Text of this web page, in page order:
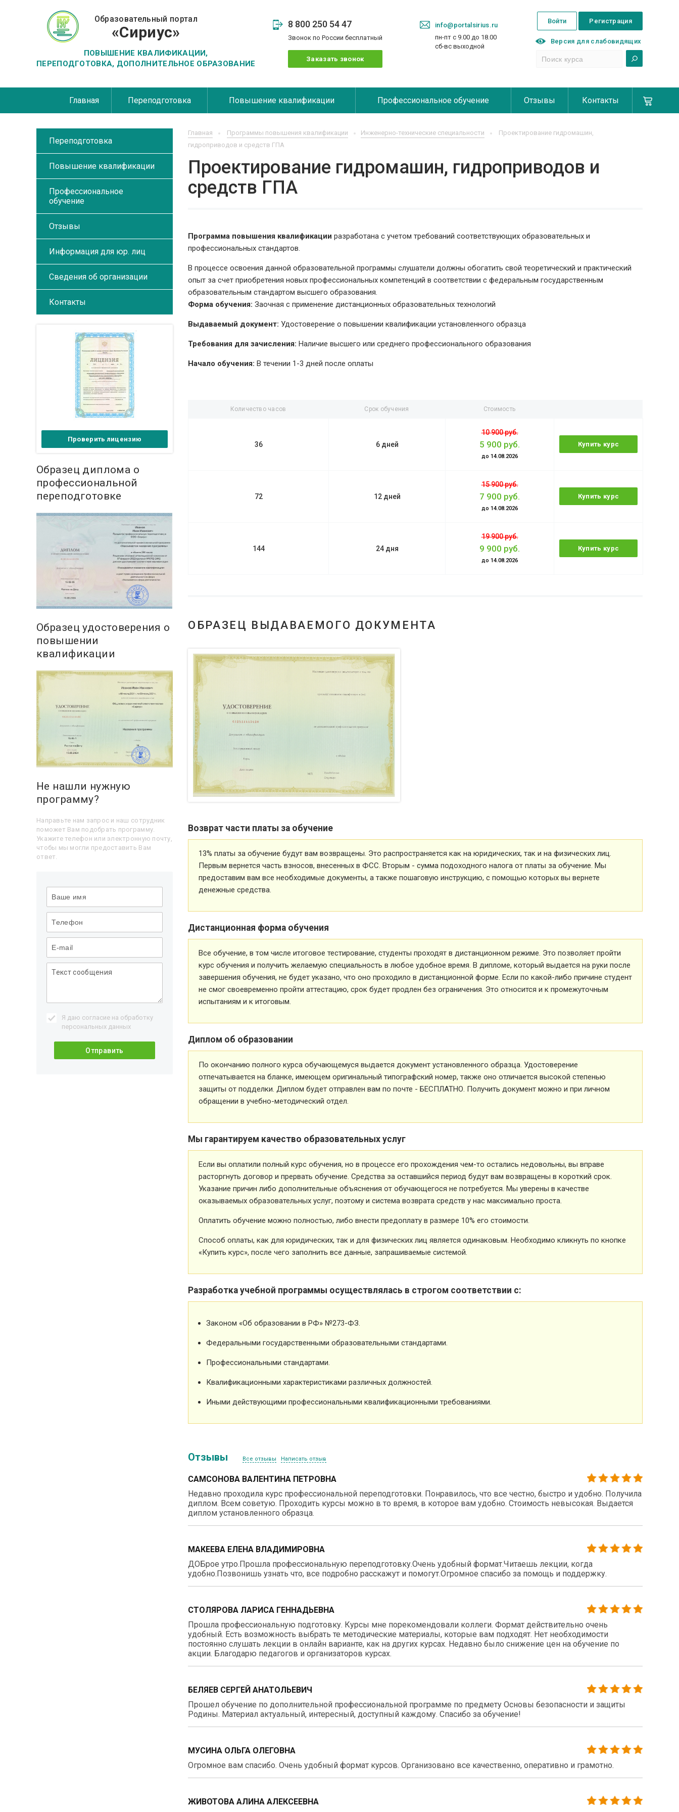
Образовательный портал
«Сириус»
ПОВЫШЕНИЕ КВАЛИФИКАЦИИ,
ПЕРЕПОДГОТОВКА, ДОПОЛНИТЕЛЬНОЕ ОБРАЗОВАНИЕ
8 800 250 54 47
Звонок по России бесплатный
Заказать звонок
info@portalsirius.ru
пн-пт с 9.00 до 18.00
сб-вс выходной
Регистрация
Войти
Версия для слабовидящих
Главная Переподготовка Повышение квалификации Профессиональное обучение Отзывы Контакты
Главная Программы повышения квалификации Инженерно-технические специальности
Проектирование гидромашин,
гидроприводов и средств ГПА
Проектирование гидромашин, гидроприводов и
средств ГПА
Программа повышения квалификации разработана с учетом требований соответствующих образовательных и
профессиональных стандартов.
В процессе освоения данной образовательной программы слушатели должны обогатить свой теоретический и практический
опыт за счет приобретения новых профессиональных компетенций в соответствии с федеральным государственным
образовательным стандартом высшего образования.
Форма обучения: Заочная с применение дистанционных образовательных технологий
Выдаваемый документ: Удостоверение о повышении квалификации установленного образца
Требования для зачисления: Наличие высшего или среднего профессионального образования
Начало обучения: В течении 1-3 дней после оплаты
Количество часов Срок обучения Стоимость
36 6 дней
10 900 руб.
5 900 руб.
до 14.08.2026
Купить курс
72 12 дней
15 900 руб.
7 900 руб.
до 14.08.2026
Купить курс
144 24 дня
19 900 руб.
9 900 руб.
до 14.08.2026
Купить курс
ОБРАЗЕЦ ВЫДАВАЕМОГО ДОКУМЕНТА
Возврат части платы за обучение
13% платы за обучение будут вам возвращены. Это распространяется как на юридических, так и на физических лиц.
Первым вернется часть взносов, внесенных в ФСС. Вторым - сумма подоходного налога от платы за обучение. Мы
предоставим вам все необходимые документы, а также пошаговую инструкцию, с помощью которых вы вернете
денежные средства.
Дистанционная форма обучения
Все обучение, в том числе итоговое тестирование, студенты проходят в дистанционном режиме. Это позволяет пройти
курс обучения и получить желаемую специальность в любое удобное время. В дипломе, который выдается на руки после
завершения обучения, не будет указано, что оно проходило в дистанционной форме. Если по какой-либо причине студент
не смог своевременно пройти аттестацию, срок будет продлен без ограничения. Это относится и к промежуточным
испытаниям и к итоговым.
Диплом об образовании
По окончанию полного курса обучающемуся выдается документ установленного образца. Удостоверение
отпечатывается на бланке, имеющем оригинальный типографский номер, также оно отличается высокой степенью
защиты от подделки. Диплом будет отправлен вам по почте - БЕСПЛАТНО. Получить документ можно и при личном
обращении в учебно-методический отдел.
Мы гарантируем качество образовательных услуг
Если вы оплатили полный курс обучения, но в процессе его прохождения чем-то остались недовольны, вы вправе
расторгнуть договор и прервать обучение. Средства за оставшийся период будут вам возвращены в короткий срок.
Указание причин либо дополнительные объяснения от обучающегося не потребуется. Мы уверены в качестве
оказываемых образовательных услуг, поэтому и система возврата средств у нас максимально проста.
Оплатить обучение можно полностью, либо внести предоплату в размере 10% его стоимости.
Способ оплаты, как для юридических, так и для физических лиц является одинаковым. Необходимо кликнуть по кнопке
«Купить курс», после чего заполнить все данные, запрашиваемые системой.
Разработка учебной программы осуществлялась в строгом соответствии с:
Законом «Об образовании в РФ» №273-ФЗ.
Федеральными государственными образовательными стандартами.
Профессиональными стандартами.
Квалификационными характеристиками различных должностей.
Иными действующими профессиональными квалификационными требованиями.
Отзывы Все отзывы Написать отзыв
САМСОНОВА ВАЛЕНТИНА ПЕТРОВНА
Недавно проходила курс профессиональной переподготовки. Понравилось, что все честно, быстро и удобно. Получила
диплом. Всем советую. Проходить курсы можно в то время, в которое вам удобно. Стоимость невысокая. Выдается
диплом установленного образца.
МАКЕЕВА ЕЛЕНА ВЛАДИМИРОВНА
ДОБрое утро.Прошла профессиональную переподготовку.Очень удобный формат.Читаешь лекции, когда
удобно.Позвонишь узнать что, все подробно расскажут и помогут.Огромное спасибо за помощь и поддержку.
СТОЛЯРОВА ЛАРИСА ГЕННАДЬЕВНА
Прошла профессиональную подготовку. Курсы мне порекомендовали коллеги. Формат действительно очень
удобный. Есть возможность выбрать те методические материалы, которые вам подходят. Нет необходимости
постоянно слушать лекции в онлайн варианте, как на других курсах. Недавно было снижение цен на обучение по
акции. Благодарю педагогов и организаторов курсах.
БЕЛЯЕВ СЕРГЕЙ АНАТОЛЬЕВИЧ
Прошел обучение по дополнительной профессиональной программе по предмету Основы безопасности и защиты
Родины. Материал актуальный, интересный, доступный каждому. Спасибо за обучение!
МУСИНА ОЛЬГА ОЛЕГОВНА
Огромное вам спасибо. Очень удобный формат курсов. Организовано все качественно, оперативно и грамотно.
ЖИВОТОВА АЛИНА АЛЕКСЕЕВНА
Переподготовка
Повышение квалификации
Профессиональное
обучение
Отзывы
Информация для юр. лиц
Сведения об организации
Контакты
Проверить лицензию
Образец диплома о
профессиональной
переподготовке
Образец удостоверения о
повышении
квалификации
Не нашли нужную
программу?
Направьте нам запрос и наш сотрудник
поможет Вам подобрать программу.
Укажите телефон или электронную почту,
чтобы мы могли предоставить Вам
ответ.
Я даю согласие на обработку
персональных данных